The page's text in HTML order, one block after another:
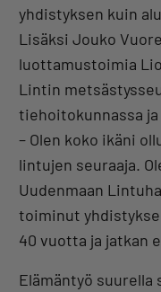
yhdistyksen kuin
Lisäksi Jouko
luottamustoimia
Lintin
tiehoitokunnassa ja
– Olen koko ikäni
lintujen seuraaja.
Uudenmaan
toiminut
40 vuotta ja jatkan
Elämäntyö suurella